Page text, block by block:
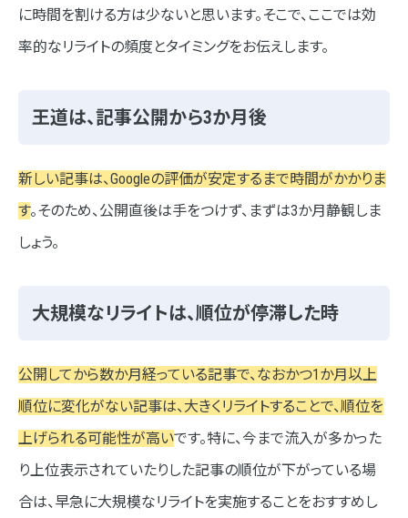
に時間を割ける方は少ないと思います。そこで、ここでは効
率的なリライトの頻度とタイミングをお伝えします。
王道は、記事公開から3か月後
新しい記事は、Googleの評価が安定するまで時間がかかりま
す。そのため、公開直後は手をつけず、まずは3か月静観しま
しょう。
大規模なリライトは、順位が停滞した時
公開してから数か月経っている記事で、なおかつ1か月以上
順位に変化がない記事は、大きくリライトすることで、順位を
上げられる可能性が高いです。特に、今まで流入が多かった
り上位表示されていたりした記事の順位が下がっている場
合は、早急に大規模なリライトを実施することをおすすめし